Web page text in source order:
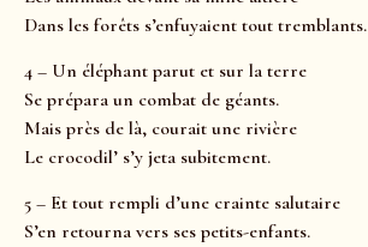
Dans les forêts s’enfuyaient tout tremblants.
4 – Un éléphant parut et sur la terre
Se prépara un combat de géants.
Mais près de là, courait une rivière
Le crocodil’ s’y jeta subitement.
5 – Et tout rempli d’une crainte salutaire
S’en retourna vers ses petits-enfants.